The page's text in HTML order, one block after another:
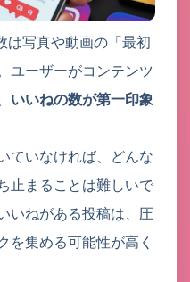
写真や動画の「最初
ユーザーがコンテンツ
いいねの数が第一印象
ていなければ、どんな
止まることは難しいで
いねがある投稿は、圧
を集める可能性が高く